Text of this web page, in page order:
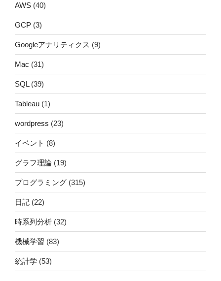
AWS (40)
GCP (3)
Googleアナリティクス (9)
Mac (31)
SQL(39)
Tableau (1)
wordpress (23)
イベント (8)
グラフ理論 (19)
プログラミング (315)
日記 (22)
時系列分析 (32)
機械学習 (83)
統計学 (53)